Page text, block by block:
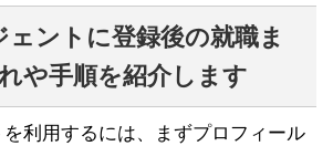
ェントに登録後の就職ま
や手順を紹介します
利用するには、まずプロフィール